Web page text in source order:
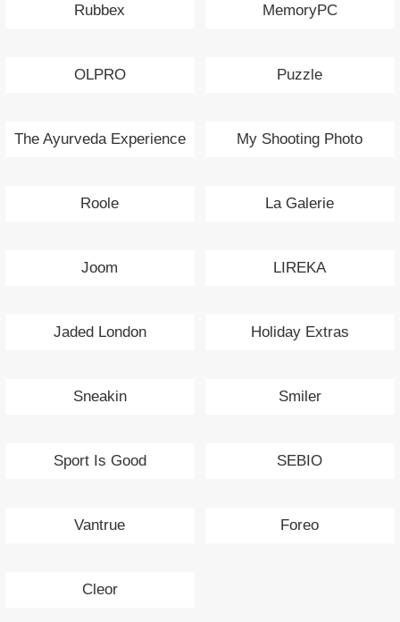
Rubbex MemoryPC
OLPRO Puzzle
The Ayurveda Experience My Shooting Photo
Roole La Galerie
Joom LIREKA
Jaded London Holiday Extras
Sneakin Smiler
Sport Is Good SEBIO
Vantrue Foreo
Cleor